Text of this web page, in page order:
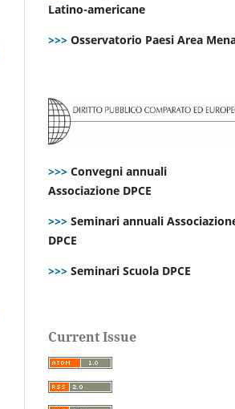
Latino-americane
>>> Osservatorio Paesi Area
>>> Convegni annuali
Associazione DPCE
>>> Seminari annuali
DPCE
>>> Seminari Scuola DPCE
Current Issue